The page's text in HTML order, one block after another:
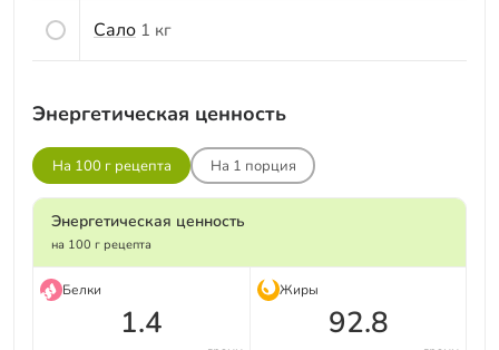
Сало 1 кг
Энергетическая ценность
На 100 г рецепта На 1 порция
Энергетическая ценность
на 100 г рецепта
Белки
1.4
Жиры
92.8